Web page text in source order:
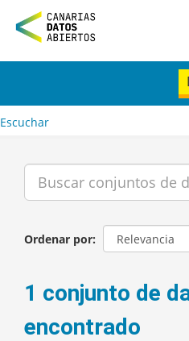
n
tEscuchar
Ordenar por
1 conjunto de
encontrado